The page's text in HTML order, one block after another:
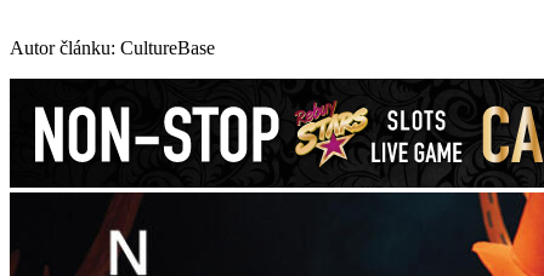
Autor článku: CultureBase